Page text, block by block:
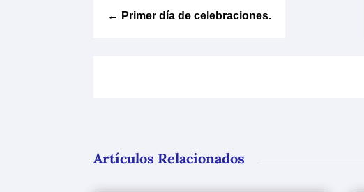
← Primer día de celebraciones.
Artículos Relacionados